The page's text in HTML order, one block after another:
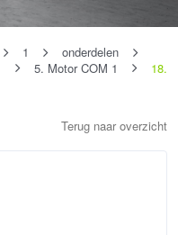
1
onderdelen
5. Motor COM 1
18.
Terug naar overzicht